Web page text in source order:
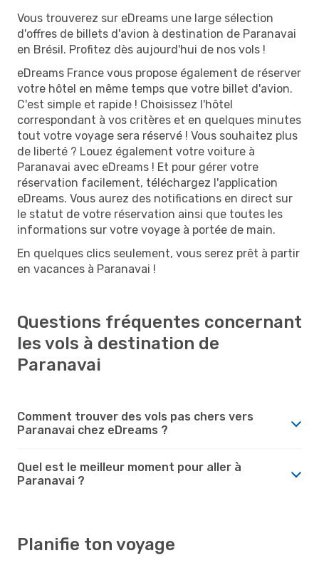
Vous trouverez sur eDreams une large sélection
d'offres de billets d'avion à destination de Paranavai
en Brésil. Profitez dès aujourd'hui de nos vols !
eDreams France vous propose également de réserver
votre hôtel en même temps que votre billet d'avion.
C'est simple et rapide ! Choisissez l'hôtel
correspondant à vos critères et en quelques minutes
tout votre voyage sera réservé ! Vous souhaitez plus
de liberté ? Louez également votre voiture à
Paranavai avec eDreams ! Et pour gérer votre
réservation facilement, téléchargez l'application
eDreams. Vous aurez des notifications en direct sur
le statut de votre réservation ainsi que toutes les
informations sur votre voyage à portée de main.
En quelques clics seulement, vous serez prêt à partir
en vacances à Paranavai !
Questions fréquentes concernant
les vols à destination de
Paranavai
Comment trouver des vols pas chers vers
Paranavai chez eDreams ?
Quel est le meilleur moment pour aller à
Paranavai ?
Planifie ton voyage